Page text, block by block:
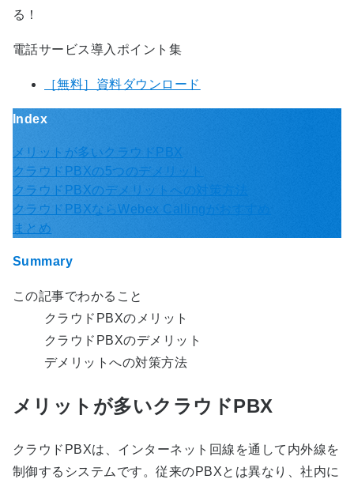
る！
電話サービス導入ポイント集
［無料］資料ダウンロード
Index
メリットが多いクラウドPBX
クラウドPBXの5つのデメリット
クラウドPBXのデメリットへの対策方法
クラウドPBXならWebex Callingがおすすめ
まとめ
Summary
この記事でわかること
クラウドPBXのメリット
クラウドPBXのデメリット
デメリットへの対策方法
メリットが多いクラウドPBX
クラウドPBXは、インターネット回線を通して内外線を
制御するシステムです。従来のPBXとは異なり、社内に